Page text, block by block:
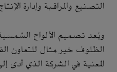
التصنيع والمراقبة وإدارة
ويُعد تصميم الألواح
الظلوف خير مثال للتعاون
المعنية في الشركة الذي أدى